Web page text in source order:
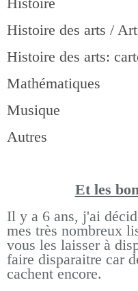
Histoire des arts /
Histoire des arts:
Mathématiques
Musique
Autres
Et les
Il y a 6 ans, j'ai
mes très nombreux
vous les laisser à
faire disparaitre car
cachent encore.